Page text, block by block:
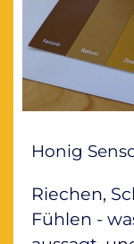
Honig
Riechen,
Fühlen -